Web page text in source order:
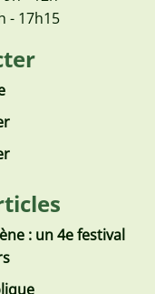
- 17h15
: un 4e festival